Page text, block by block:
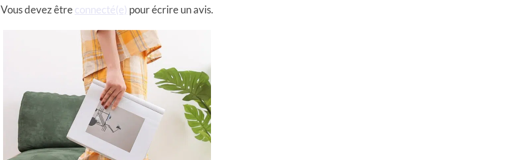
Vous devez êtreconnecté(e) pour écrire un avis.